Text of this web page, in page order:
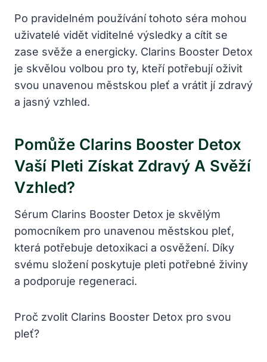
Po pravidelném používání tohoto séra mohou
uživatelé vidět viditelné výsledky a cítit se
zase svěže a energicky. Clarins Booster Detox
je skvělou volbou pro ty, kteří potřebují oživit
svou unavenou městskou pleť a vrátit jí zdravý
a jasný vzhled.
Pomůže Clarins Booster Detox
Vaší Pleti Získat Zdravý A Svěží
Vzhled?
Sérum Clarins Booster Detox je skvělým
pomocníkem pro unavenou městskou pleť,
která potřebuje detoxikaci a osvěžení. Díky
svému složení poskytuje pleti potřebné živiny
a podporuje regeneraci.
Proč zvolit Clarins Booster Detox pro svou
pleť?